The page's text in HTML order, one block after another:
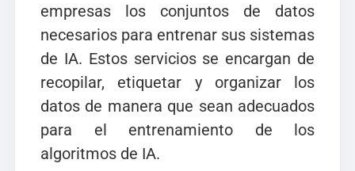
empresas los conjuntos de datos
necesarios para entrenar sus sistemas
de IA. Estos servicios se encargan de
recopilar, etiquetar y organizar los
datos de manera que sean adecuados
para el entrenamiento de los
algoritmos de IA.